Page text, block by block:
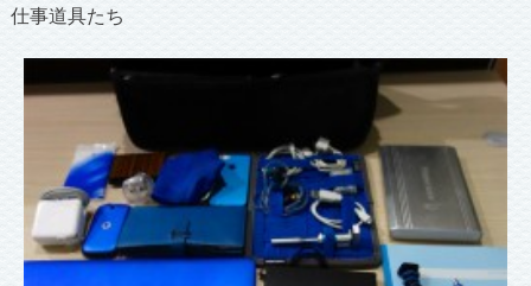
仕事道具たち